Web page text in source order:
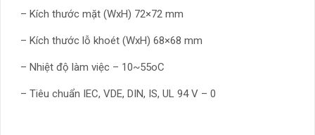
– Kích thước mặt (WxH) 72×72 mm
– Kích thước lỗ khoét (WxH) 68×68 mm
– Nhiệt độ làm việc – 10~55oC
– Tiêu chuẩn IEC, VDE, DIN, IS, UL 94 V – 0